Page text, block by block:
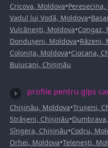
Cricova, Moldova•
Vadul lui Vodă, Moldova•
Vulcănești, Moldova•Congaz,
Dondușeni, Moldova•Răzeni,
Colonița, Moldova•Ciocana,
Buiucani, Chișinău
profile pentru gips
Chișinău, Moldova•Trușeni,
Strășeni, Chișinău•
Sîngera, Chișinău•Codru,
Orhei, Moldova•Telenești,